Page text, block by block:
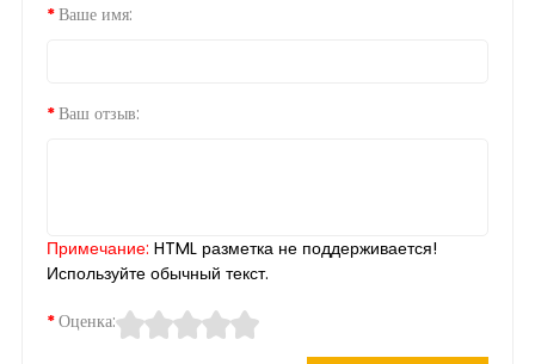
Ваше имя:
Ваш отзыв:
Примечание: HTML разметка не поддерживается!
Используйте обычный текст.
Оценка: